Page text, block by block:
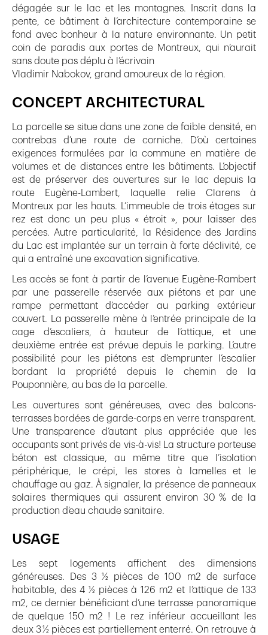
dégagée sur le lac et les montagnes. Inscrit dans la
pente, ce bâtiment à l’architecture contemporaine se
fond avec bonheur à la nature environnante. Un petit
coin de paradis aux portes de Montreux, qui n’aurait
sans doute pas déplu à l’écrivain
Vladimir Nabokov, grand amoureux de la région.
CONCEPT ARCHITECTURAL
La parcelle se situe dans une zone de faible densité, en
contrebas d’une route de corniche. D’où certaines
exigences formulées par la commune en matière de
volumes et de distances entre les bâtiments. L’objectif
est de préserver des ouvertures sur le lac depuis la
route Eugène-Lambert, laquelle relie Clarens à
Montreux par les hauts. L’immeuble de trois étages sur
rez est donc un peu plus « étroit », pour laisser des
percées. Autre particularité, la Résidence des Jardins
du Lac est implantée sur un terrain à forte déclivité, ce
qui a entraîné une excavation significative.
Les accès se font à partir de l’avenue Eugène-Rambert
par une passerelle réservée aux piétons et par une
rampe permettant d’accéder au parking extérieur
couvert. La passerelle mène à l’entrée principale de la
cage d’escaliers, à hauteur de l’attique, et une
deuxième entrée est prévue depuis le parking. L’autre
possibilité pour les piétons est d’emprunter l’escalier
bordant la propriété depuis le chemin de la
Pouponnière, au bas de la parcelle.
Les ouvertures sont généreuses, avec des balcons-
terrasses bordées de garde-corps en verre transparent.
Une transparence d’autant plus appréciée que les
occupants sont privés de vis-à-vis! La structure porteuse
béton est classique, au même titre que l’isolation
périphérique, le crépi, les stores à lamelles et le
chauffage au gaz. À signaler, la présence de panneaux
solaires thermiques qui assurent environ 30 % de la
production d’eau chaude sanitaire.
USAGE
Les sept logements affichent des dimensions
généreuses. Des 3 ½ pièces de 100 m2 de surface
habitable, des 4 ½ pièces à 126 m2 et l’attique de 133
m2, ce dernier bénéficiant d’une terrasse panoramique
de quelque 150 m2 ! Le rez inférieur accueillant les
deux 3 ½ pièces est partiellement enterré. On retrouve à